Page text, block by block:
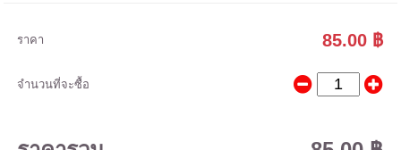
ราคา 85.00 ฿
จำนวนที่จะซื้อ